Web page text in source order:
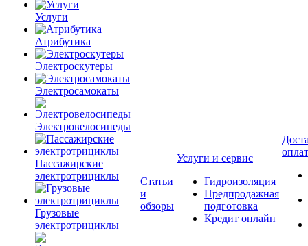
Услуги
Атрибутика
Электроскутеры
Электросамокаты
Электровелосипеды
Пассажирские
электротрициклы
Грузовые
электротрициклы
Статьи
и
обзоры
Услуги и сервис
Гидроизоляция
Предпродажная
подготовка
Кредит онлайн